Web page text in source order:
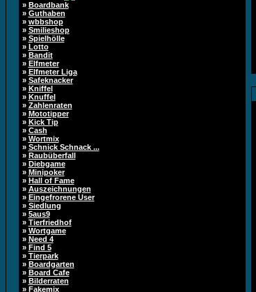
» Boardbank
» Guthaben
» wbbshop
» Smilieshop
» Spielhölle
» Lotto
» Bandit
» Elfmeter
» Elfmeter Liga
» Safeknacker
» Kniffel
» Knuffel
» Zahlenraten
» Mototipper
» Kick Tip
» Cash
» Wortmix
» Schnick Schnack ...
» Raubüberfall
» Diebgame
» Minipoker
» Hall of Fame
» Auszeichnungen
» Eingefrorene User
» Siedlung
» 5aus9
» Tierfriedhof
» Wortgame
» Need 4
» Find 5
» Tierpark
» Boardgarten
» Board Cafe
» Bilderraten
» Fakemix